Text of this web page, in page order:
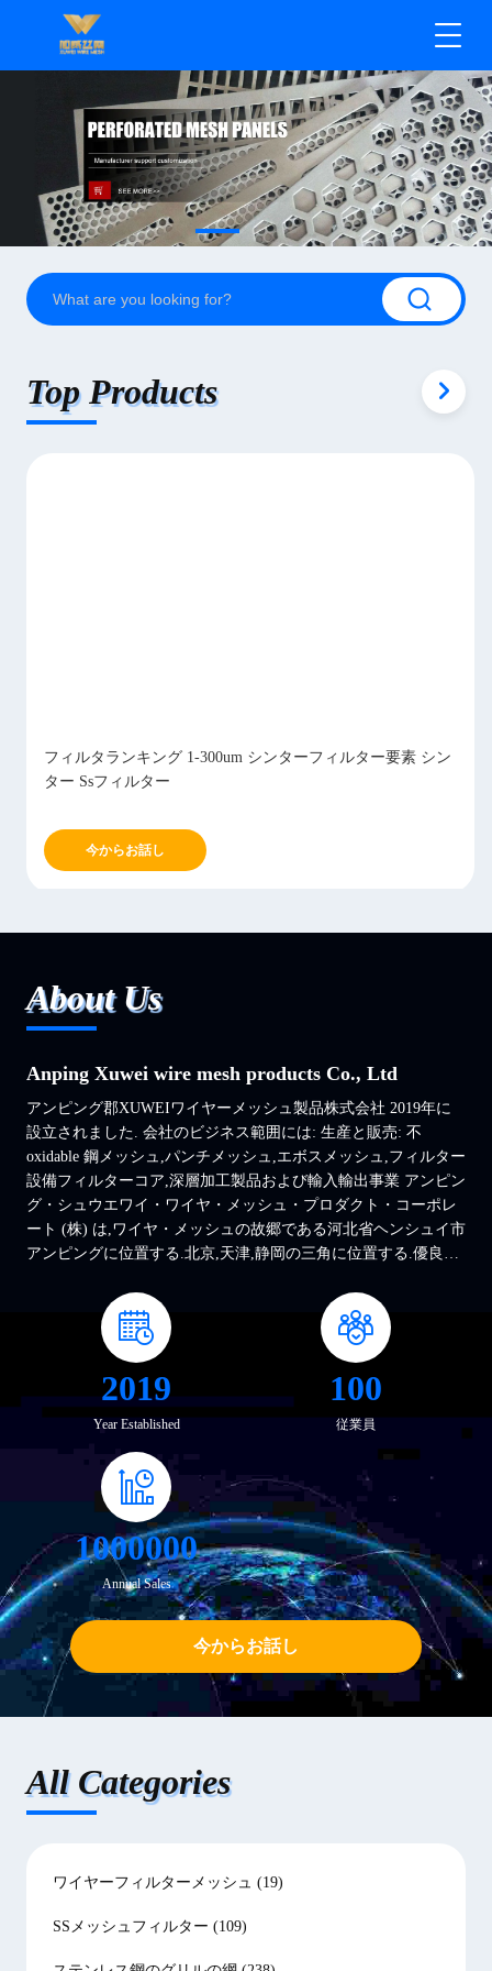
Top Products
フィルタランキング 1-300um シンターフィルター要素 シン
ター Ssフィルター
今からお話し
About Us
Anping Xuwei wire mesh products Co., Ltd
アンピング郡XUWEIワイヤーメッシュ製品株式会社 2019年に
設立されました. 会社のビジネス範囲には: 生産と販売: 不
oxidable 鋼メッシュ,パンチメッシュ,エボスメッシュ,フィルター
設備フィルターコア,深層加工製品および輸入輸出事業 アンピン
グ・シュウエワイ・ワイヤ・メッシュ・プロダクト・コーポレ
ート (株) は,ワイヤ・メッシュの故郷である河北省ヘンシュイ市
アンピングに位置する.北京,天津,静岡の三角に位置する.優良な
ガードレイル,パンシングネット,装飾網,ガビオンネット,ガード
レイルネット,オランダネット,音障壁,フェンス,鉄網,鉄格子,安
全網,棘のロープ風と塵を遮る網レノパッド,ネックレットネッ
ト,電気溶接ネット,凸字ネット,鉄網,繁殖網,網バスケット,網バ
スケット,バーベキューネット,フィルター機器,不老鉄網,窓スク
リーン,深層加工およびその他の製品. 私たちはワイヤーメッシ
ュ製品に焦点を当て,高品質のスクリーン製品とアプリケーショ
ンソリューションを顧客に提供することにコミットしています.
顧客の異なる要...
2019
Year Established
100
従業員
1000000
Annual Sales
今からお話し
All Categories
ワイヤーフィルターメッシュ (19)
SSメッシュフィルター (109)